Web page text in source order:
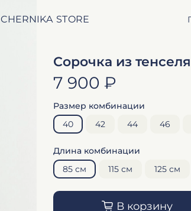
CHERNIKA STORE
Сорочка из
7 900 ₽
Размер комбинации
40
42 44 46
Длина комбинации
85 см
115 см 125 см
В корзину